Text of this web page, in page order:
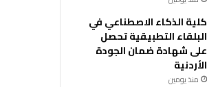
كلية الذكاء الاصطناعي في
البلقاء التطبيقية تحصل
على شهادة ضمان الجودة
الأردنية
منذ يومين